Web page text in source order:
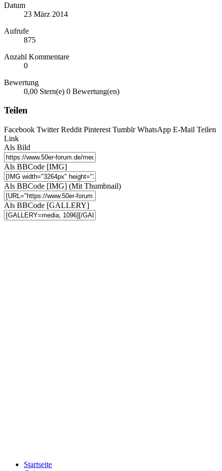
Datum
23 März 2014
Aufrufe
875
Anzahl Kommentare
0
Bewertung
0,00 Stern(e) 0 Bewertung(en)
Teilen
Facebook Twitter Reddit Pinterest Tumblr WhatsApp E-Mail Teilen
Link
Als Bild
Als BBCode [IMG]
Als BBCode [IMG] (Mit Thumbnail)
Als BBCode [GALLERY]
Startseite